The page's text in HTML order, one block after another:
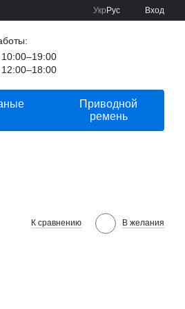
Укр Рус Вход
10:00–19:00
12:00–18:00
Приводной
ремень
К сравнению В желания